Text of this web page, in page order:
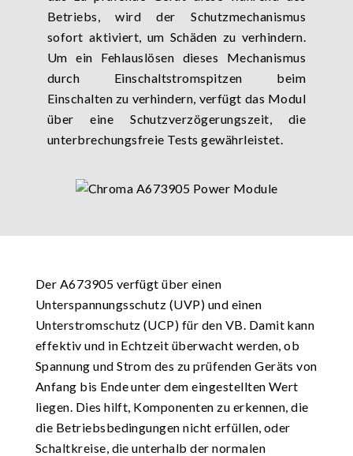
Betriebs, wird der Schutzmechanismus
sofort aktiviert, um Schäden zu verhindern.
Um ein Fehlauslösen dieses Mechanismus
durch Einschaltstromspitzen beim
Einschalten zu verhindern, verfügt das Modul
über eine Schutzverzögerungszeit, die
unterbrechungsfreie Tests gewährleistet.
Der A673905 verfügt über einen
Unterspannungsschutz (UVP) und einen
Unterstromschutz (UCP) für den VB. Damit kann
effektiv und in Echtzeit überwacht werden, ob
Spannung und Strom des zu prüfenden Geräts von
Anfang bis Ende unter dem eingestellten Wert
liegen. Dies hilft, Komponenten zu erkennen, die
die Betriebsbedingungen nicht erfüllen, oder
Schaltkreise, die unterhalb der normalen